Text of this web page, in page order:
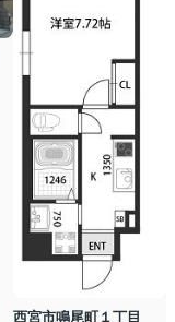
西宮市鳴尾町１丁目